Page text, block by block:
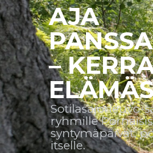
AJA
–
Sotilasajoneuvo-
ryhmille
syntymäpäivät,
itselle.